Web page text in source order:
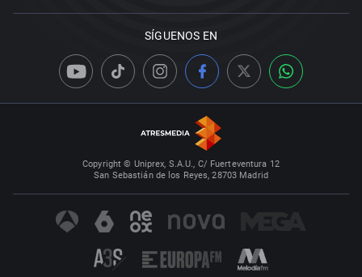
SÍGUENOS EN
Copyright © Uniprex, S.A.U., C/ Fuerteventura 12
San Sebastián de los Reyes, 28703 Madrid